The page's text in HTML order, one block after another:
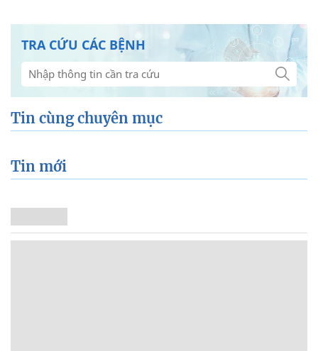
TRA CỨU CÁC BỆNH
Tin cùng chuyên mục
Tin mới